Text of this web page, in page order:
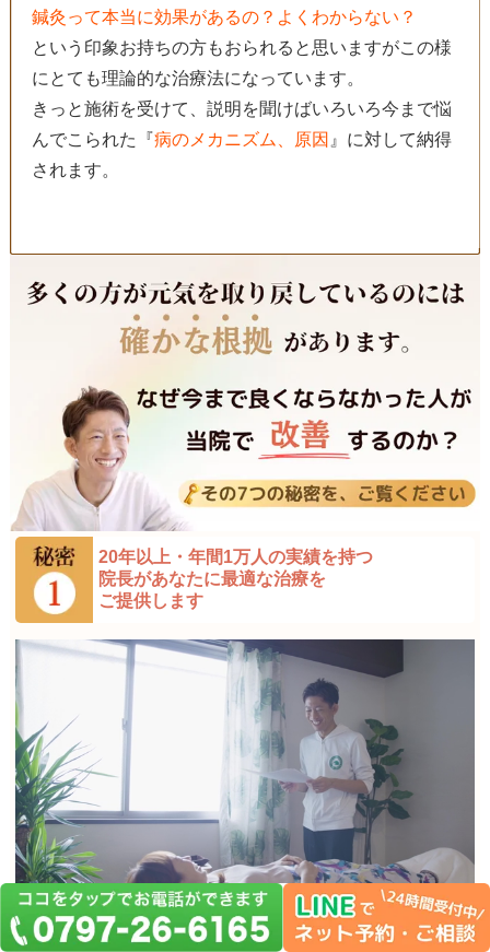
鍼灸って本当に効果があるの？よくわからない？
という印象お持ちの方もおられると思いますがこの様
にとても理論的な治療法になっています。
きっと施術を受けて、説明を聞けばいろいろ今まで悩
んでこられた『病のメカニズム、原因 』に対して納得
されます。
20年以上・年間1万人の実績を持つ
院長があなたに最適な治療を
ご提供します
院長はこれまでの間、鍼灸の勉強会や研修に参加し、修行